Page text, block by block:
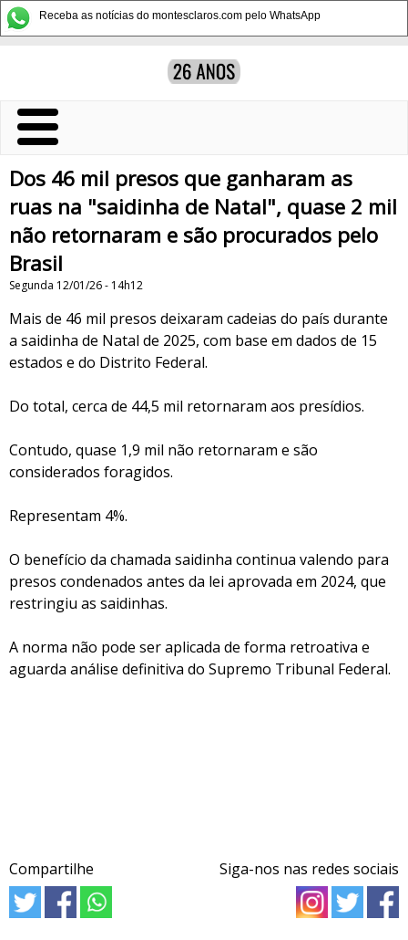
Receba as notícias do montesclaros.com pelo WhatsApp
Dos 46 mil presos que ganharam as
ruas na "saidinha de Natal", quase 2 mil
não retornaram e são procurados pelo
Brasil
Segunda 12/01/26 - 14h12
Mais de 46 mil presos deixaram cadeias do país durante
a saidinha de Natal de 2025, com base em dados de 15
estados e do Distrito Federal.
Do total, cerca de 44,5 mil retornaram aos presídios.
Contudo, quase 1,9 mil não retornaram e são
considerados foragidos.
Representam 4%.
O benefício da chamada saidinha continua valendo para
presos condenados antes da lei aprovada em 2024, que
restringiu as saidinhas.
A norma não pode ser aplicada de forma retroativa e
aguarda análise definitiva do Supremo Tribunal Federal.
Compartilhe Siga-nos nas redes sociais